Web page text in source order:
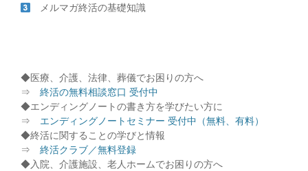
メルマガ終活の基礎知識
◆医療、介護、法律、葬儀でお困りの方へ
⇒ 終活の無料相談窓口 受付中
◆エンディングノートの書き方を学びたい方に
⇒ エンディングノートセミナー 受付中（無料、有料）
◆終活に関することの学びと情報
⇒ 終活クラブ／無料登録
◆入院、介護施設、老人ホームでお困りの方へ